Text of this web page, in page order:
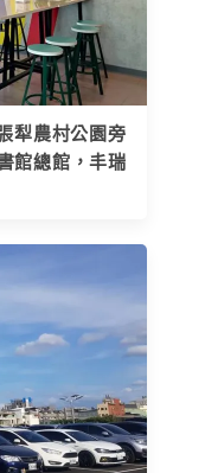
犁農村公園旁
館總館，丰瑞